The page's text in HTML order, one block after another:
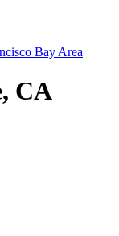
Bay Area
CA